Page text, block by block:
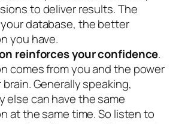
to deliver results. The
database, the better
you have.
reinforces your confidence.
comes from you and the power
Generally speaking,
else can have the same
at the same time. So listen to